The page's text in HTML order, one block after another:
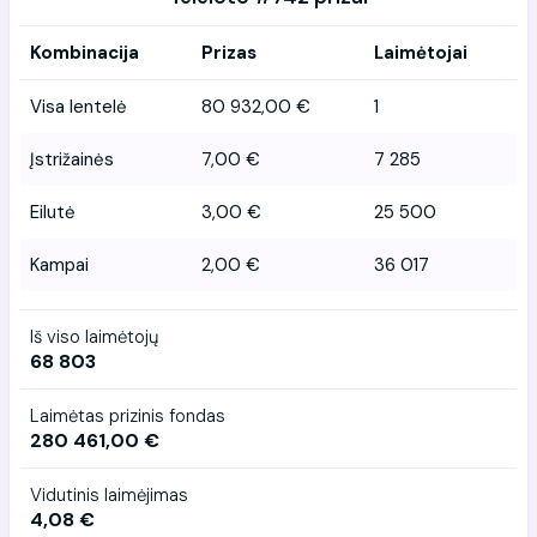
Kombinacija Prizas Laimėtojai
Visa lentelė 80 932,00 € 1
Įstrižainės 7,00 € 7 285
Eilutė 3,00 € 25 500
Kampai 2,00 € 36 017
Iš viso laimėtojų
68 803
Laimėtas prizinis fondas
280 461,00 €
Vidutinis laimėjimas
4,08 €